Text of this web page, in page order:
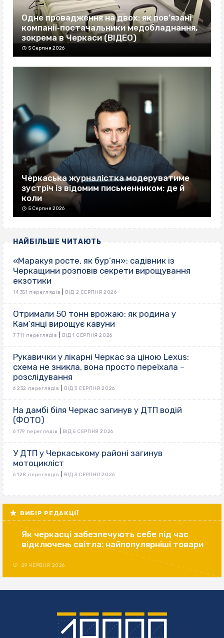
Одне провадження на двох: як пов’язані
компанії‐постачальники медобладнання,
зокрема в Черкаси (ВІДЕО)
5 Серпня 2026
Черкаська журналістка модеруватиме
зустріч із відомим письменником: де й
коли
5 Серпня 2026
НАЙБІЛЬШЕ ЧИТАЮТЬ
«Маракуя росте, як бур’ян»: садівник із
Черкащини розповів секрети вирощування
екзотики
14 351 переглядів ВІД 2 СЕРПНЯ 2026
Отримали 50 тонн врожаю: як родина у
Кам’янці вирощує кавуни
7 711 переглядів ВІД 1 СЕРПНЯ 2026
Рукавички у лікарні Черкас за ціною Lexus:
схема не зникла, вона просто переїхала –
розслідування
6 232 переглядів ВІД 3 СЕРПНЯ 2026
На дамбі біля Черкас загинув у ДТП водій
(ФОТО)
6 179 переглядів ВІД 5 СЕРПНЯ 2026
У ДТП у Черкаському районі загинув
мотоцикліст
6 128 переглядів ВІД 3 СЕРПНЯ 2026
ВИБІР РЕДАКЦІЇ
Як черкасці забезпечують себе під час
відключень світла: найпопулярніші товари
29 ЧЕРВНЯ 2026